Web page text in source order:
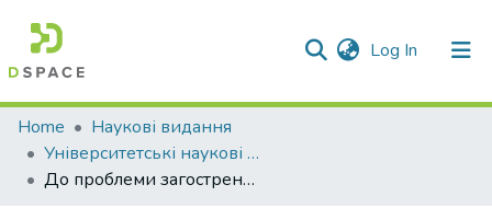
Log In (current)
Communities & Collections
All of DSpace
Home
Наукові видання
Університетські наукові записки
До проблеми загострення соціальних протиріч в Українській козацькій державі та соціально-економічної політики гетьманського уряду доби Руїни